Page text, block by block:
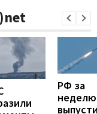
РФ за
неделю